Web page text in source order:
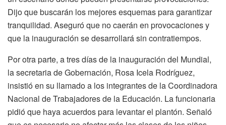
Dijo que buscarán los mejores esquemas para garantizar
tranquilidad. Aseguró que no caerán en provocaciones y
que la inauguración se desarrollará sin contratiempos.
Por otra parte, a tres días de la inauguración del Mundial,
la secretaria de Gobernación, Rosa Icela Rodríguez,
insistió en su llamado a los integrantes de la Coordinadora
Nacional de Trabajadores de la Educación. La funcionaria
pidió que haya acuerdos para levantar el plantón. Señaló